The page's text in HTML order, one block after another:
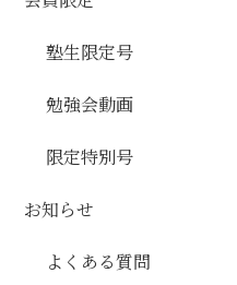
塾生限定号
勉強会動画
限定特別号
お知らせ
よくある質問